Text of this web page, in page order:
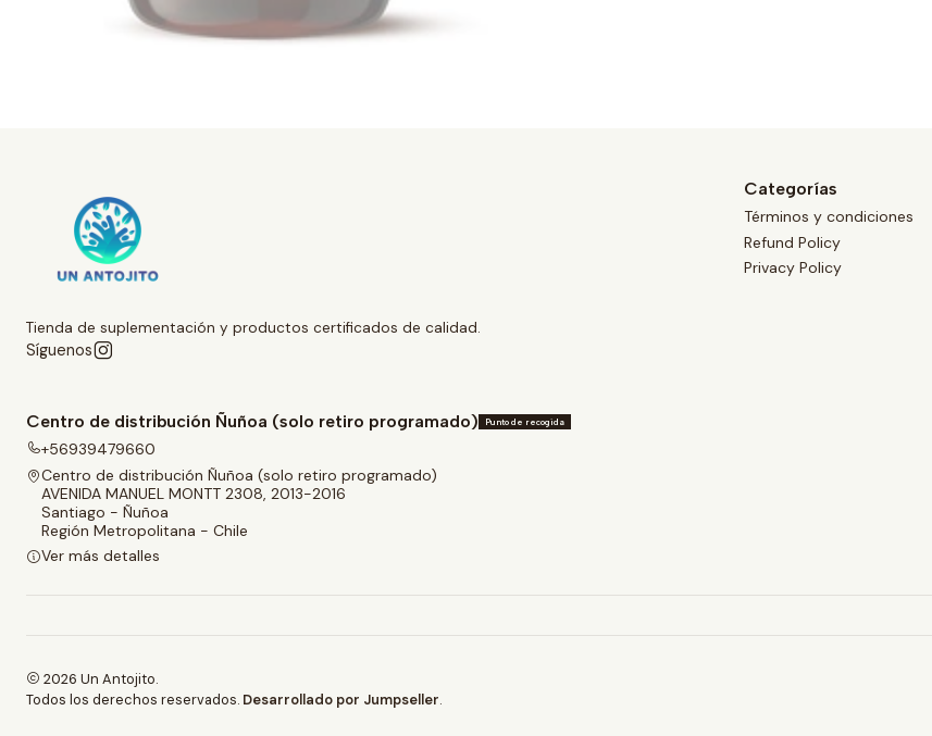
Tienda de suplementación y productos certificados de calidad.
Síguenos
Categorías
Términos y condiciones
Refund Policy
Privacy Policy
Centro de distribución Ñuñoa (solo retiro programado) Punto de recogida
+56939479660
Centro de distribución Ñuñoa (solo retiro programado)
AVENIDA MANUEL MONTT 2308, 2013-2016
Santiago - Ñuñoa
Región Metropolitana - Chile
Ver más detalles
2026 Un Antojito.
Todos los derechos reservados. Desarrollado por Jumpseller.